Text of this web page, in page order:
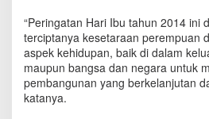
r
g
a
a
n
“Peringatan Hari Ibu tahun 2014 ini
terciptanya kesetaraan perempuan
aspek kehidupan, baik di dalam
maupun bangsa dan negara untuk
pembangunan yang berkelanjutan
katanya.